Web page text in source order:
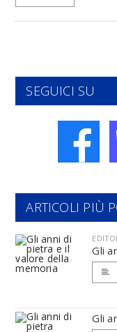
SEGUICI SU
ARTICOLI PIÙ
Gli
Gli